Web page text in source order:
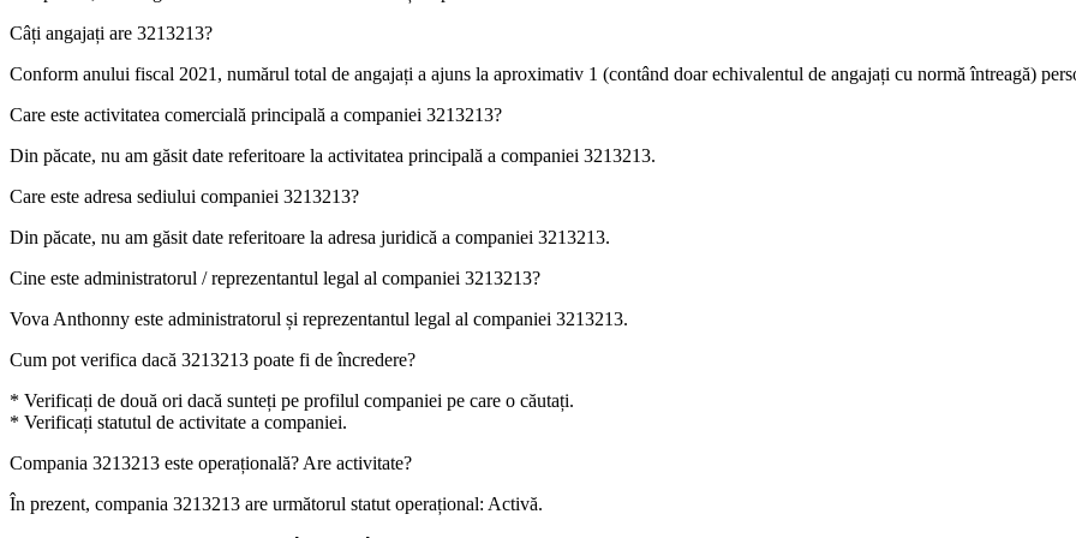
Câți angajați are 3213213?
Conform anului fiscal 2021, numărul total de angajați a ajuns la aproximativ 1 (contând doar echivalentul de angajați cu normă întreagă)
Care este activitatea comercială principală a companiei 3213213?
Din păcate, nu am găsit date referitoare la activitatea principală a companiei 3213213.
Care este adresa sediului companiei 3213213?
Din păcate, nu am găsit date referitoare la adresa juridică a companiei 3213213.
Cine este administratorul / reprezentantul legal al companiei 3213213?
Vova Anthonny este administratorul și reprezentantul legal al companiei 3213213.
Cum pot verifica dacă 3213213 poate fi de încredere?
* Verificați de două ori dacă sunteți pe profilul companiei pe care o căutați.
* Verificați statutul de activitate a companiei.
Compania 3213213 este operațională? Are activitate?
În prezent, compania 3213213 are următorul statut operațional: Activă.